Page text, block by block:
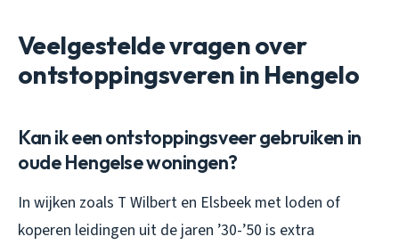
Veelgestelde vragen over
ontstoppingsveren in Hengelo
Kan ik een ontstoppingsveer gebruiken in
oude Hengelse woningen?
In wijken zoals T Wilbert en Elsbeek met loden of
koperen leidingen uit de jaren ’30-’50 is extra